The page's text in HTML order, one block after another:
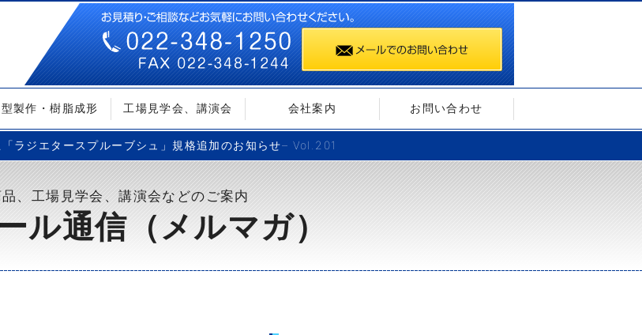
製作・樹脂成形 工場見学会、講演会 会社案内 お問い合わせ
ラジエタースプルーブシュ」規格追加のお知らせ– Vol.201
、工場見学会、講演会などのご案内
ル通信（メルマガ）